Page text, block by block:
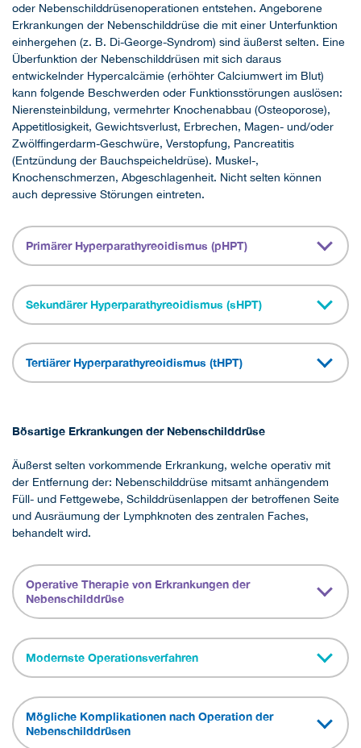
oder Nebenschilddrüsenoperationen entstehen. Angeborene
Erkrankungen der Nebenschilddrüse die mit einer Unterfunktion
einhergehen (z. B. Di-George-Syndrom) sind äußerst selten. Eine
Überfunktion der Nebenschilddrüsen mit sich daraus
entwickelnder Hypercalcämie (erhöhter Calciumwert im Blut)
kann folgende Beschwerden oder Funktionsstörungen auslösen:
Nierensteinbildung, vermehrter Knochenabbau (Osteoporose),
Appetitlosigkeit, Gewichtsverlust, Erbrechen, Magen- und/oder
Zwölffingerdarm-Geschwüre, Verstopfung, Pancreatitis
(Entzündung der Bauchspeicheldrüse). Muskel-,
Knochenschmerzen, Abgeschlagenheit. Nicht selten können
auch depressive Störungen eintreten.
Primärer Hyperparathyreoidismus (pHPT)
Sekundärer Hyperparathyreoidismus (sHPT)
Tertiärer Hyperparathyreoidismus (tHPT)
Bösartige Erkrankungen der Nebenschilddrüse
Äußerst selten vorkommende Erkrankung, welche operativ mit
der Entfernung der: Nebenschilddrüse mitsamt anhängendem
Füll- und Fettgewebe, Schilddrüsenlappen der betroffenen Seite
und Ausräumung der Lymphknoten des zentralen Faches,
behandelt wird.
Operative Therapie von Erkrankungen der
Nebenschilddrüse
Modernste Operationsverfahren
Mögliche Komplikationen nach Operation der
Nebenschilddrüsen